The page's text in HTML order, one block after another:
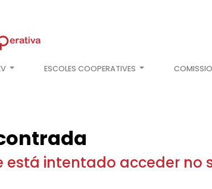
ESCOLES COOPERATIVES
está intentado acceder no